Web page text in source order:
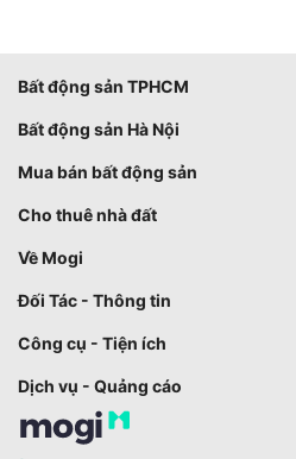
Bất động sản TPHCM
Bất động sản Hà Nội
Mua bán bất động sản
Cho thuê nhà đất
Về Mogi
Đối Tác - Thông tin
Công cụ - Tiện ích
Dịch vụ - Quảng cáo